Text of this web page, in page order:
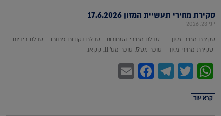
סקירת מחירי תעשיית המזון 17.6.2026
יוני 23, 2026
סקירת מחירי מזון טבלת מחירי הסחורות טבלת נקודות פרוורד טבלת ריביות
סקירת מחירי מזון סוכר מס'5, סוכר מס' 11, קקאו,
WhatsApp
Twitter
Telegram
Facebook
קרא עוד